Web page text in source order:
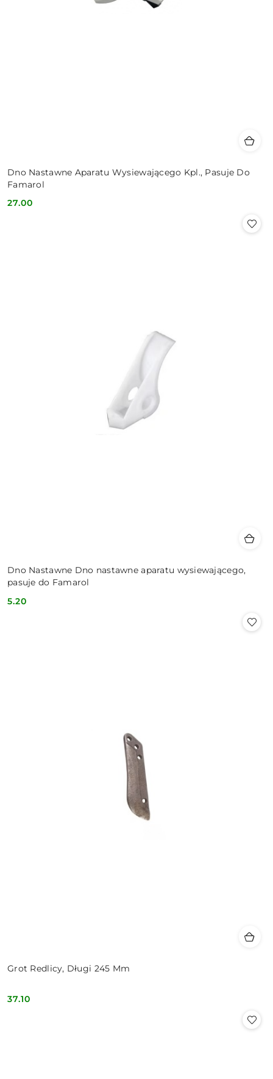
Dno Nastawne Aparatu Wysiewającego Kpl., Pasuje Do
Famarol
Cena:
27.00
Dno Nastawne Dno nastawne aparatu wysiewającego,
pasuje do Famarol
Cena:
5.20
Grot Redlicy, Długi 245 Mm
Cena:
37.10